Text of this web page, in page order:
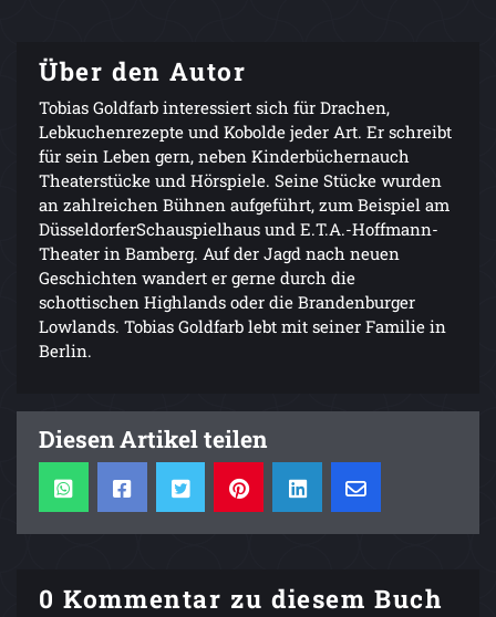
Über den Autor
Tobias Goldfarb interessiert sich für Drachen,
Lebkuchenrezepte und Kobolde jeder Art. Er schreibt
für sein Leben gern, neben Kinderbüchernauch
Theaterstücke und Hörspiele. Seine Stücke wurden
an zahlreichen Bühnen aufgeführt, zum Beispiel am
DüsseldorferSchauspielhaus und E.T.A.-Hoffmann-
Theater in Bamberg. Auf der Jagd nach neuen
Geschichten wandert er gerne durch die
schottischen Highlands oder die Brandenburger
Lowlands. Tobias Goldfarb lebt mit seiner Familie in
Berlin.
Diesen Artikel teilen
0 Kommentar zu diesem Buch